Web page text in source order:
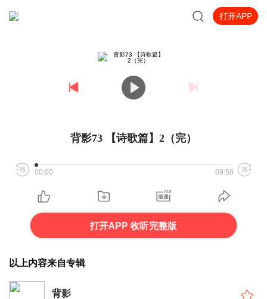
打开APP
背影73 【诗歌篇】2（完）
00:00 09:58
打开APP 收听完整版
以上内容来自专辑
背影